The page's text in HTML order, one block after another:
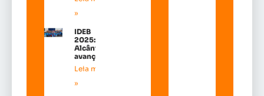
»
IDEB
2025:
Alcântara
avançou!
Leia mais
»